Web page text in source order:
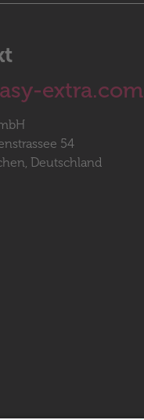
extra.com
54
Deutschland